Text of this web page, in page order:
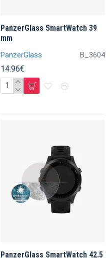
PanzerGlass B_3604
PanzerGlass SmartWatch 39
mm
14.96€
PanzerGlass SmartWatch 42.5